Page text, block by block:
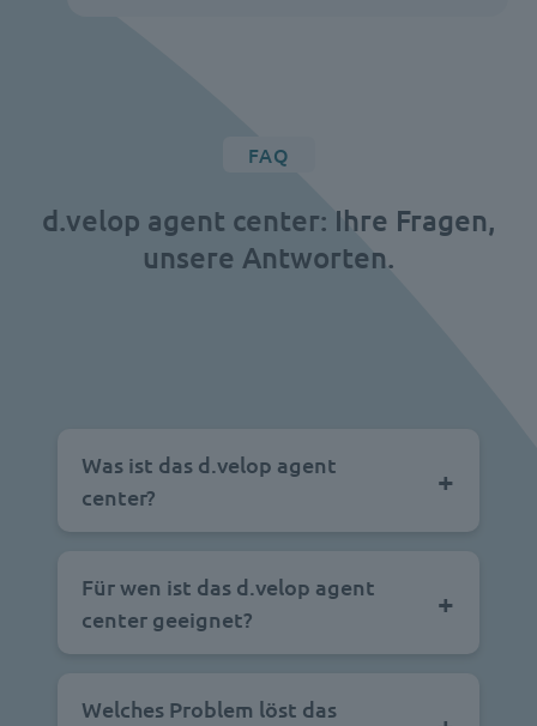
FAQ
d.velop agent center: Ihre Fragen,
unsere Antworten.
Was ist das d.velop agent
center?
Für wen ist das d.velop agent
center geeignet?
Welches Problem löst das